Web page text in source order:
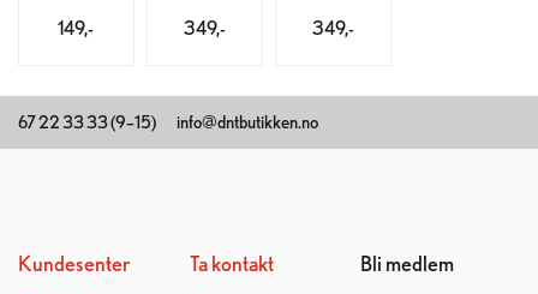
149,- 349,- 349,-
67 22 33 33 (9–15) info@dntbutikken.no
Kundesenter
Ta kontakt Bli medlem